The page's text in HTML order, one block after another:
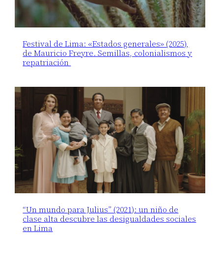
Festival de Lima: «Estados generales» (2025),
de Mauricio Freyre. Semillas, colonialismos y
repatriación
“Un mundo para Julius” (2021): un niño de
clase alta descubre las desigualdades sociales
en Lima